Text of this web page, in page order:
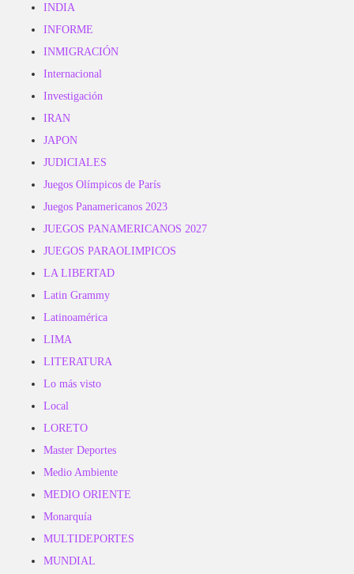
INDIA
INFORME
INMIGRACIÓN
Internacional
Investigación
IRAN
JAPON
JUDICIALES
Juegos Olímpicos de París
Juegos Panamericanos 2023
JUEGOS PANAMERICANOS 2027
JUEGOS PARAOLIMPICOS
LA LIBERTAD
Latin Grammy
Latinoamérica
LIMA
LITERATURA
Lo más visto
Local
LORETO
Master Deportes
Medio Ambiente
MEDIO ORIENTE
Monarquía
MULTIDEPORTES
MUNDIAL